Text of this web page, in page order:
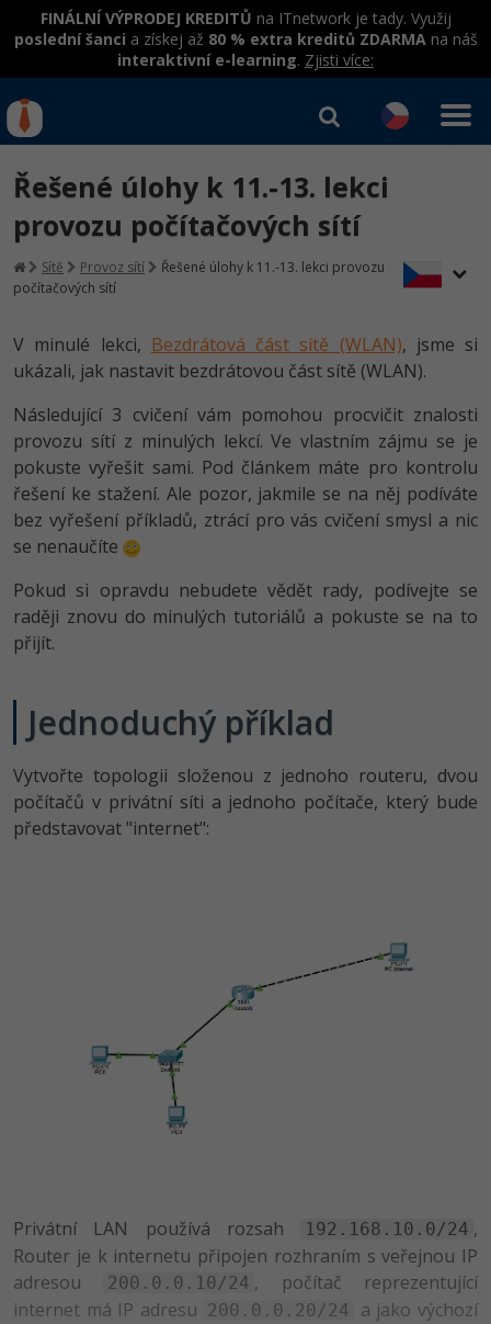
FINÁLNÍ VÝPRODEJ KREDITŮ na ITnetwork je tady. Využij
poslední šanci a získej až 80 % extra kreditů ZDARMAna náš
interaktivní e-learning. Zjisti více:
IT kurzy
Rekvalifikace a kurzy
hrazené úřadem práce
Workshopy zdarma
Datová analýza v praxi
Školení
Základy programování
Objektové programování - OOP
Umělá inteligence
HTML5, CSS3, Bootstrap, SEO
SQL a databáze
Testování a verzování
React
Spring
ASP.NET MVC
C# .NET
Java
PHP
JavaScript
UML a návrhové vzory
MySQL/MariaDB
Kurzy IT profesí
Junior programátor
Programátor WWW aplikací
Senior programátor
Front-end developer
Vývojář mobilních aplikací
Specialista na AI a bigdata
C# Game developer
Tester
Systémový administrátor
Grafik / UX/UI návrhář
WordPress specialista
SEO specialista
Jak začít?
Java
C#.NET -80%
Python -80%
JavaScript
PHP
Swift
Kotlin
C -80%
-41%
Umělá inteligence (AI)
Fórum
Kurzy e-commerce
Testování softwaru
Datová analýza
Digitální gramotnost
WordPress
UX
Business
Kryptoměny -25%
Time management
Windows
Kybernetická bezpečnost
Elektronický podpis
Přihlásit se| Registrovat
Řešené úlohy k 11.-13. lekci
provozu počítačových sítí
Sítě Provoz sítí
Řešené úlohy k 11.-13. lekci provozu
počítačových sítí
V minulé lekci, Bezdrátová část sítě (WLAN), jsme si
ukázali, jak nastavit bezdrátovou část sítě (WLAN).
Následující 3 cvičení vám pomohou procvičit znalosti
provozu sítí z minulých lekcí. Ve vlastním zájmu se je
pokuste vyřešit sami. Pod článkem máte pro kontrolu
řešení ke stažení. Ale pozor, jakmile se na něj podíváte
bez vyřešení příkladů, ztrácí pro vás cvičení smysl a nic
se nenaučíte
Pokud si opravdu nebudete vědět rady, podívejte se
raději znovu do minulých tutoriálů a pokuste se na to
přijít.
Jednoduchý příklad
Vytvořte topologii složenou z jednoho routeru, dvou
počítačů v privátní síti a jednoho počítače, který bude
představovat "internet":
Privátní LAN používá rozsah 192.168.10.0/24 ,
Router je k internetu připojen rozhraním s veřejnou IP
adresou
200.0.0.10/24 , počítač reprezentující
internet má IP adresu 200.0.0.20/24
a jako výchozí